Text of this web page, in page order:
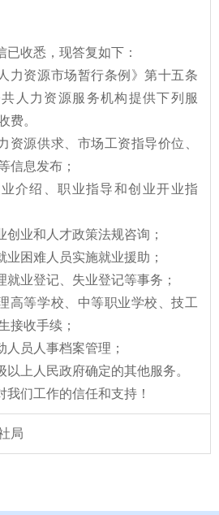
已收悉，现答复如下：
力资源市场暂行条例》第十五条
人力资源服务机构提供下列服
费。
资源供求、市场工资指导价位、
信息发布；
介绍、职业指导和创业开业指
创业和人才政策法规咨询；
业困难人员实施就业援助；
就业登记、失业登记等事务；
高等学校、中等职业学校、技工
接收手续；
人员人事档案管理；
以上人民政府确定的其他服务。
我们工作的信任和支持！
局